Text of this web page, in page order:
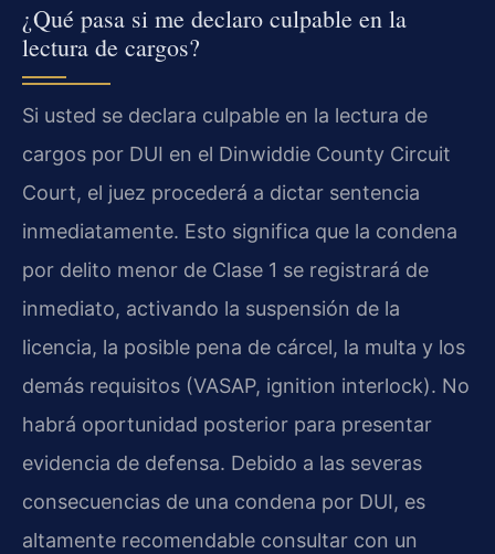
¿Qué pasa si me declaro culpable en la
lectura de cargos?
Si usted se declara culpable en la lectura de
cargos por DUI en el Dinwiddie County Circuit
Court, el juez procederá a dictar sentencia
inmediatamente. Esto significa que la condena
por delito menor de Clase 1 se registrará de
inmediato, activando la suspensión de la
licencia, la posible pena de cárcel, la multa y los
demás requisitos (VASAP, ignition interlock). No
habrá oportunidad posterior para presentar
evidencia de defensa. Debido a las severas
consecuencias de una condena por DUI, es
altamente recomendable consultar con un